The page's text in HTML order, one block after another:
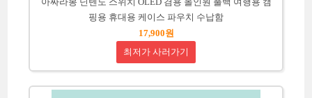
아싸라봉 닌텐도 스위치 OLED 겸용 올인원 풀백 여행용 캠
핑용 휴대용 케이스 파우치 수납함
17,900원
최저가 사러가기